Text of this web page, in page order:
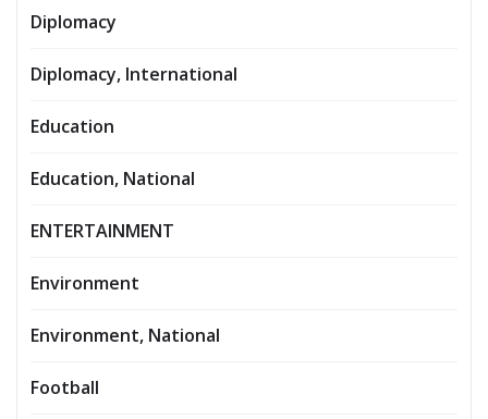
Diplomacy
Diplomacy, International
Education
Education, National
ENTERTAINMENT
Environment
Environment, National
Football